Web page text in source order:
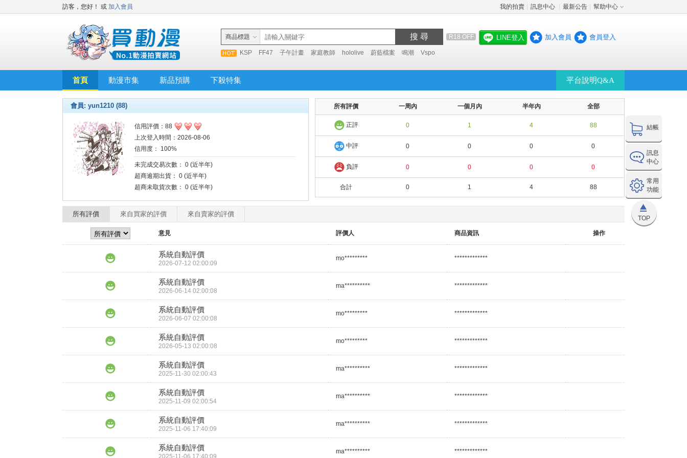
訪客，您好！ 或 加入會員 我的拍賣 訊息中心 最新公告 幫助中心
商品標題 搜 尋 R18 OFF
KSP FF47 子午計畫 家庭教師 hololive 蔚藍檔案 鳴潮 Vspo
LINE登入 加入會員 會員登入
首頁 動漫市集 新品預購 下殺特集 平台說明Q&A
結帳
訊息
中心
常用
功能
TOP
會員: yun1210 (88)
信用評價：88
上次登入時間：2026-08-06
信用度： 100%
未完成交易次數： 0 (近半年)
超商逾期出貨： 0 (近半年)
超商未取貨次數： 0 (近半年)
所有評價 一周內 一個月內 半年內 全部
正評 0 1 4 88
中評 0 0 0 0
負評 0 0 0 0
合計 0 1 4 88
所有評價 來自買家的評價 來自賣家的評價
意見 評價人 商品資訊 操作
系統自動評價
2026-07-12 02:00:09
mo********* *************
系統自動評價
2026-06-14 02:00:08
ma********** *************
系統自動評價
2026-06-07 02:00:08
mo********* *************
系統自動評價
2026-05-13 02:00:08
mo********* *************
系統自動評價
2025-11-30 02:00:43
ma********** *************
系統自動評價
2025-11-09 02:00:54
ma********** *************
系統自動評價
2025-11-06 17:40:09
ma********** *************
系統自動評價
2025-11-06 17:40:09
ma********** *************